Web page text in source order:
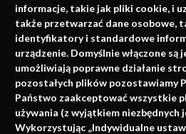
informacje, takie jak pliki cookie, i
także przetwarzać dane osobowe,
identyfikatory i standardowe
urządzenie. Domyślnie włączone
umożliwiają poprawne działanie
pozostałych plików pozostawiamy
Państwo zaakceptować wszystkie
używania (z wyjątkiem niezbędnych
Wykorzystując „Indywidualne
Napisz do